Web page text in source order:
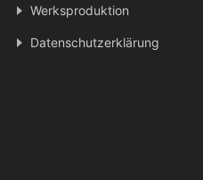
Werksproduktion
Datenschutzerklärung